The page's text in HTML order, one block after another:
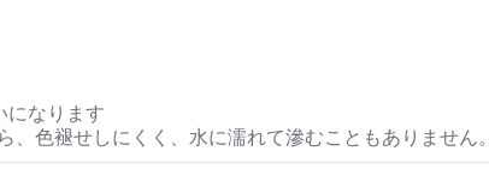
になります
色褪せしにくく、水に濡れて滲むこともありません。